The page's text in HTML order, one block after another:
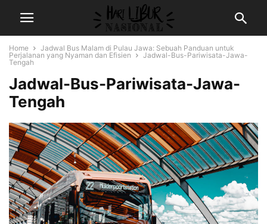
Home
Jadwal Bus Malam di Pulau Jawa: Sebuah Panduan untuk
Perjalanan yang Nyaman dan Efisien
Jadwal-Bus-Pariwisata-Jawa-
Tengah
Jadwal-Bus-Pariwisata-Jawa-
Tengah